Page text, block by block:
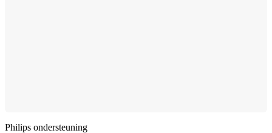
Philips ondersteuning